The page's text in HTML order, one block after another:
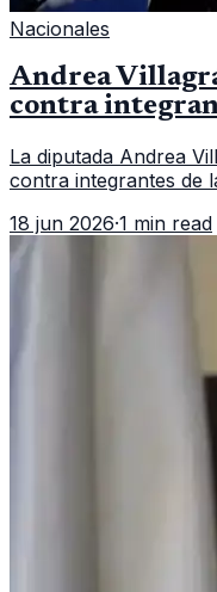
Nacionales
Andrea
contra
La diputada Andrea
contra integrantes de
18 jun 2026·1 min read